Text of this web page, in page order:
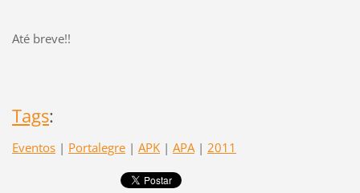
Até breve!!
Tags:
Eventos | Portalegre | APK | APA | 2011